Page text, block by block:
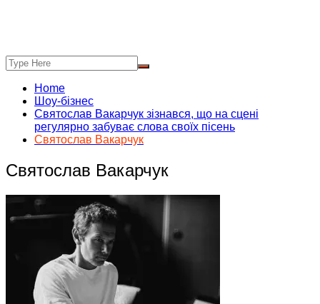
Home
Шоу-бізнес
Святослав Вакарчук зізнався, що на сцені
регулярно забуває слова своїх пісень
Святослав Вакарчук
Святослав Вакарчук